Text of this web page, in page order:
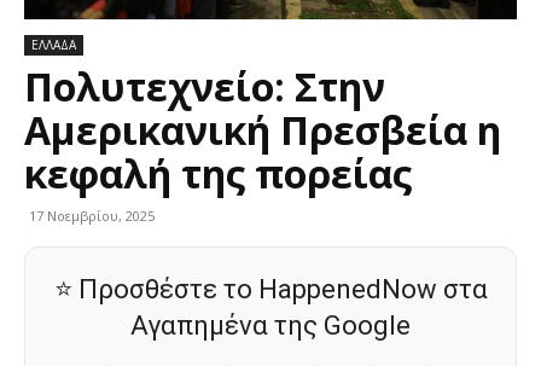
ΕΛΛΑΔΑ
Πολυτεχνείο: Στην
Αμερικανική Πρεσβεία η
κεφαλή της πορείας
17 Νοεμβρίου, 2025
⭐ Προσθέστε το HappenedNow στα
Αγαπημένα της Google